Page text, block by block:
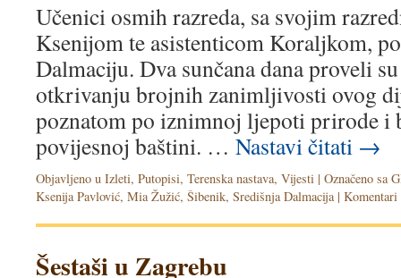
Učenici osmih razreda, sa svojim
Ksenijom te asistenticom Koraljkom,
Dalmaciju. Dva sunčana dana proveli
otkrivanju brojnih zanimljivosti ovog
poznatom po iznimnoj ljepoti prirode i
povijesnoj baštini. … Nastavi čitati →
Objavljeno u Izleti, Putopisi, Terenska nastava, Vijesti | Označeno sa
Ksenija Pavlović, Mia Žužić, Šibenik, Središnja Dalmacija |
Šestaši u Zagrebu